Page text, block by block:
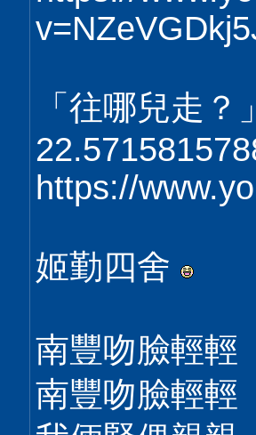
「往哪兒走？
https://
姬勤四舍
南豐吻臉輕
南豐吻臉輕